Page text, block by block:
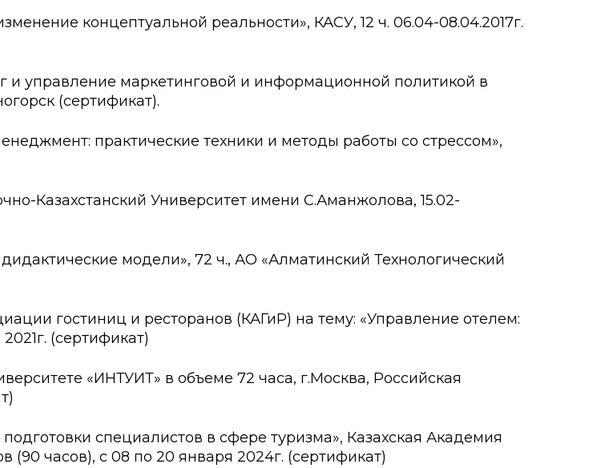
концептуальной реальности», КАСУ, 12 ч. 06.04-08.04.2017г.
управление маркетинговой и информационной политикой в
(сертификат).
практические техники и методы работы со стрессом»,
Казахстанский Университет имени С.Аманжолова, 15.02-
модели», 72 ч., АО «Алматинский Технологический
гостиниц и ресторанов (КАГиР) на тему: «Управление отелем:
(сертификат)
«ИНТУИТ» в объеме 72 часа, г.Москва, Российская
специалистов в сфере туризма», Казахская Академия
(90 часов), с 08 по 20 января 2024г. (сертификат)